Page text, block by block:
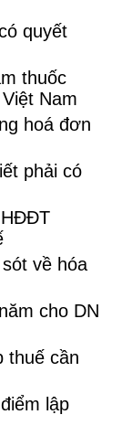
quyết
thuốc
Nam
hoá đơn
phải có
về hóa
cho DN
thuế cần
lập